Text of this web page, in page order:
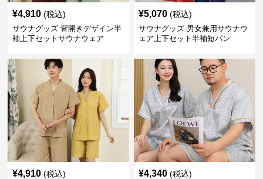
¥4,910 (税込)
サウナグッズ 背開きデザイン半
袖上下セットサウナウェア
¥5,070 (税込)
サウナグッズ 男女兼用サウナウ
ェア上下セット半袖短パン
¥4,910 (税込) ¥4,340 (税込)